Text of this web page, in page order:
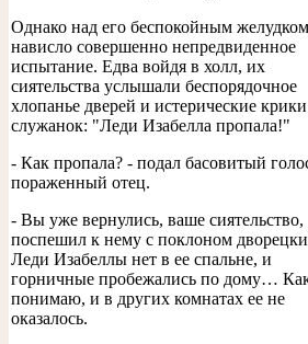
Однако над его беспокойным желудком
нависло совершенно непредвиденное
испытание. Едва войдя в холл, их
сиятельства услышали беспорядочное
хлопанье дверей и истерические крики
служанок: "Леди Изабелла пропала!"
- Как пропала? - подал басовитый
пораженный отец.
- Вы уже вернулись, ваше сиятельство,
поспешил к нему с поклоном
Леди Изабеллы нет в ее спальне, и
горничные пробежались по дому…
понимаю, и в других комнатах ее не
оказалось.